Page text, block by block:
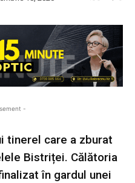
-
tinerel care a zburat
Bistriței. Călătoria
în gardul unei